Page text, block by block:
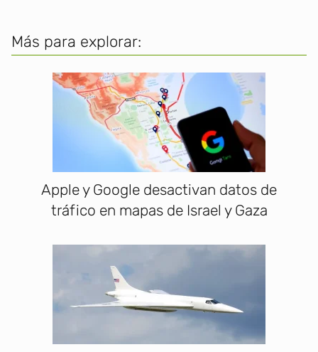
Más para explorar:
Apple y Google desactivan datos de
tráfico en mapas de Israel y Gaza